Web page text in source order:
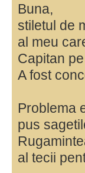
Buna,
stiletul de
al meu
Capitan
A fost
Problema
pus
al tecii